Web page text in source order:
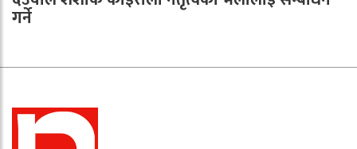
गर्ने